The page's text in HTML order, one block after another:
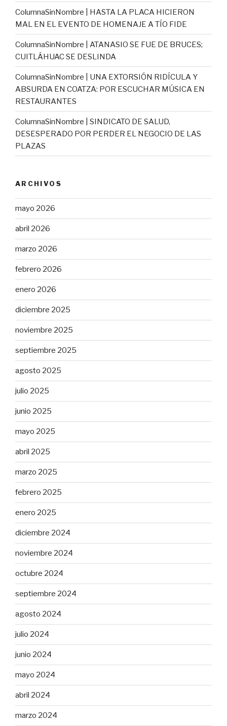
ColumnaSinNombre | HASTA LA PLACA HICIERON
MAL EN EL EVENTO DE HOMENAJE A TÍO FIDE
ColumnaSinNombre | ATANASIO SE FUE DE BRUCES;
CUITLÁHUAC SE DESLINDA
ColumnaSinNombre | UNA EXTORSIÓN RIDÍCULA Y
ABSURDA EN COATZA: POR ESCUCHAR MÚSICA EN
RESTAURANTES
ColumnaSinNombre | SINDICATO DE SALUD,
DESESPERADO POR PERDER EL NEGOCIO DE LAS
PLAZAS
ARCHIVOS
mayo 2026
abril 2026
marzo 2026
febrero 2026
enero 2026
diciembre 2025
noviembre 2025
septiembre 2025
agosto 2025
julio 2025
junio 2025
mayo 2025
abril 2025
marzo 2025
febrero 2025
enero 2025
diciembre 2024
noviembre 2024
octubre 2024
septiembre 2024
agosto 2024
julio 2024
junio 2024
mayo 2024
abril 2024
marzo 2024